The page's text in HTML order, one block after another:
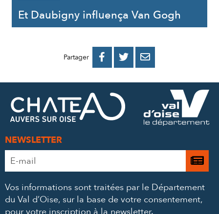
Et Daubigny influença Van Gogh
Partager 
PARTAGER
FACEBOOK
PARTAGER
PARTAGER
MAIL
NEWSLETTER
Adresse
e-
*
Je
à
Vos informations sont traitées par le Département
du Val d’Oise, sur la base de votre consentement,